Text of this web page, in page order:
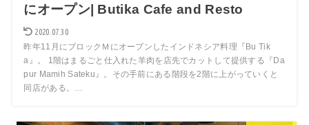
にオープン| Butika Cafe and Resto
2020.07.30
昨年11月にブロックＭにオープンしたインドネシア料理『Bu Tik
a』。 1階はまるごと仕入れた羊肉を店先でカットして提供する『Da
pur Mamih Sateku』。その手前にある階段を2階に上がっていくと
同店がある。…